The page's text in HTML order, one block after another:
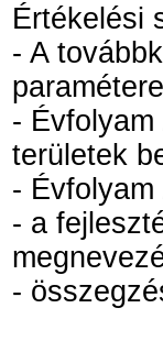
Értékelési
- A
-
területek
-
- a
-